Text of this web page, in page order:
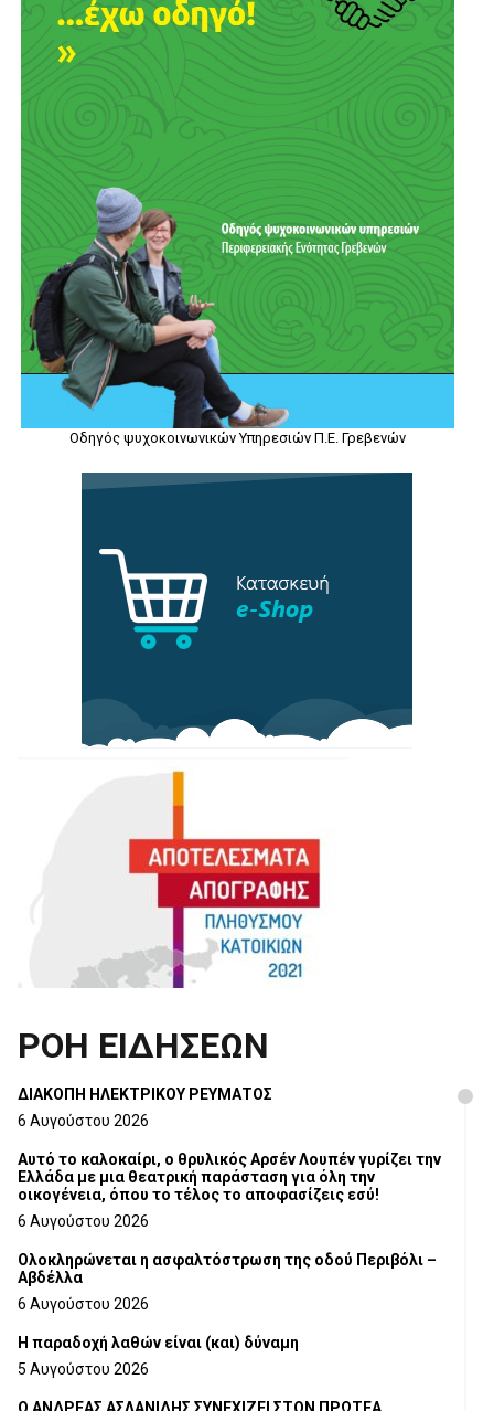
Οδηγός ψυχοκοινωνικών Υπηρεσιών Π.Ε. Γρεβενών
ΡΟΗ ΕΙΔΗΣΕΩΝ
ΔΙΑΚΟΠΗ ΗΛΕΚΤΡΙΚΟΥ ΡΕΥΜΑΤΟΣ
6 Αυγούστου 2026
Αυτό το καλοκαίρι, ο θρυλικός Αρσέν Λουπέν γυρίζει την
Ελλάδα με μια θεατρική παράσταση για όλη την
οικογένεια, όπου το τέλος το αποφασίζεις εσύ!
6 Αυγούστου 2026
Ολοκληρώνεται η ασφαλτόστρωση της οδού Περιβόλι –
Αβδέλλα
6 Αυγούστου 2026
H παραδοχή λαθών είναι (και) δύναμη
5 Αυγούστου 2026
Ο ΑΝΔΡΕΑΣ ΑΣΛΑΝΙΔΗΣ ΣΥΝΕΧΙΖΕΙ ΣΤΟΝ ΠΡΩΤΕΑ